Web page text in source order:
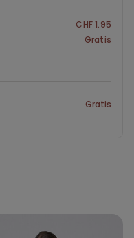
CHF 1.95
Gratis
Gratis